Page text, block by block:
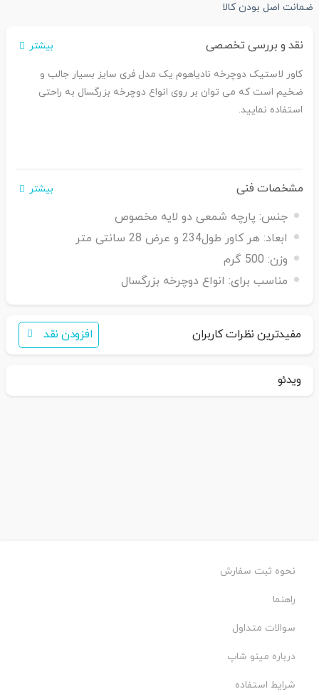
ضمانت اصل بودن کالا
نقد و بررسی تخصصی بیشتر
کاور لاستیک دوچرخه نادیاهوم یک مدل فری سایز بسیار جالب و
ضخیم است که می توان بر روی انواع دوچرخه بزرگسال به راحتی
استفاده نمایید.
مشخصات فنی بیشتر
جنس: پارچه شمعی دو لایه مخصوص
ابعاد: هر کاور طول234 و عرض 28 سانتی متر
وزن: 500 گرم
مناسب برای: انواع دوچرخه بزرگسال
مفیدترین نظرات کاربران افزودن نقد
ویدئو
نحوه ثبت سفارش
راهنما
سوالات متداول
درباره مینو شاپ
شرایط استفاده